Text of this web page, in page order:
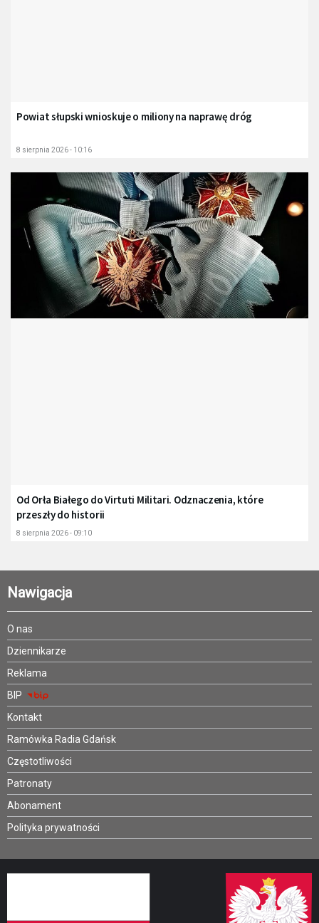
Powiat słupski wnioskuje o miliony na naprawę dróg
8 sierpnia 2026 - 10:16
Od Orła Białego do Virtuti Militari. Odznaczenia, które
przeszły do historii
8 sierpnia 2026 - 09:10
Nawigacja
O nas
Dziennikarze
Reklama
BIP
Kontakt
Ramówka Radia Gdańsk
Częstotliwości
Patronaty
Abonament
Polityka prywatności